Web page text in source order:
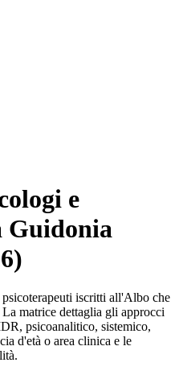
e
Guidonia
iscritti all'Albo che
matrice dettaglia gli approcci
psicoanalitico, sistemico,
d'età o area clinica e le